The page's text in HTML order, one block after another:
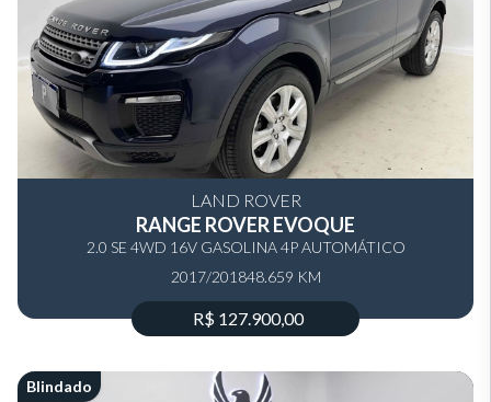
LAND ROVER
RANGE ROVER EVOQUE
2.0 SE 4WD 16V GASOLINA 4P AUTOMÁTICO
2017/201848.659 KM
R$ 127.900,00
Blindado